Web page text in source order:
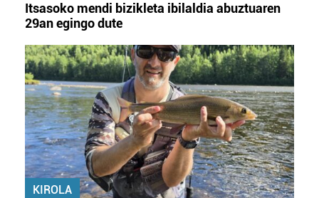
Itsasoko mendi bizikleta ibilaldia abuztuaren
29an egingo dute
KIROLA